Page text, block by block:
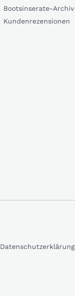
Bootsinserate-Archiv
Kundenrezensionen
Datenschutzerklärung